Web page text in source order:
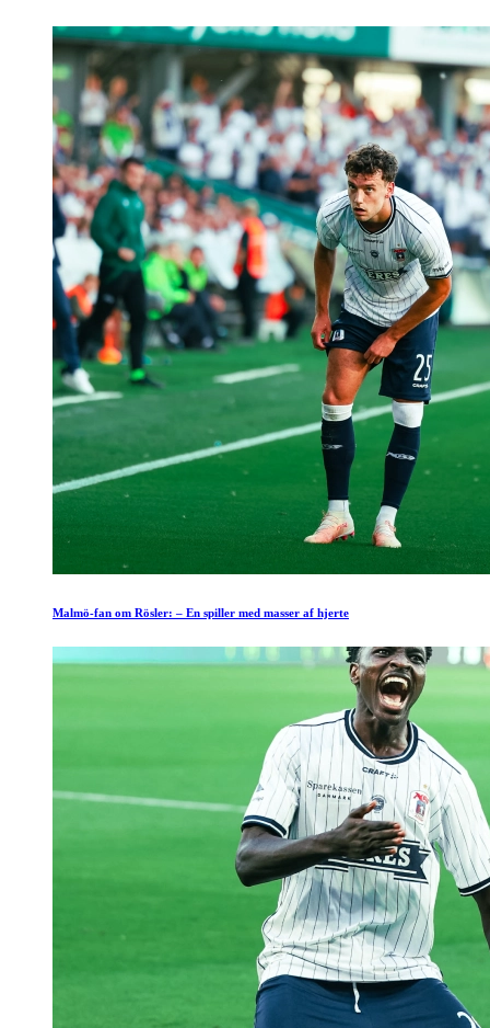
Malmö-fan om Rösler: – En spiller med masser af hjerte